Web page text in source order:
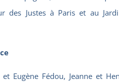
des Justes à Paris et au
Eugène Fédou, Jeanne et